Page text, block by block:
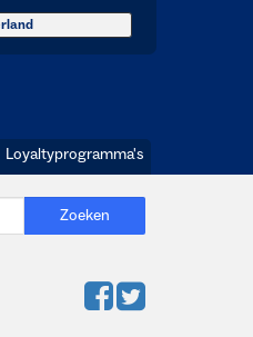
Loyaltyprogramma's
Zoeken